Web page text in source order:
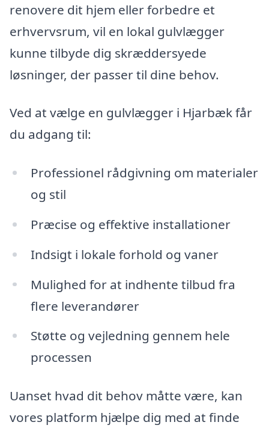
renovere dit hjem eller forbedre et
erhvervsrum, vil en lokal gulvlægger
kunne tilbyde dig skræddersyede
løsninger, der passer til dine behov.
Ved at vælge en gulvlægger i Hjarbæk får
du adgang til:
Professionel rådgivning om materialer
og stil
Præcise og effektive installationer
Indsigt i lokale forhold og vaner
Mulighed for at indhente tilbud fra
flere leverandører
Støtte og vejledning gennem hele
processen
Uanset hvad dit behov måtte være, kan
vores platform hjælpe dig med at finde